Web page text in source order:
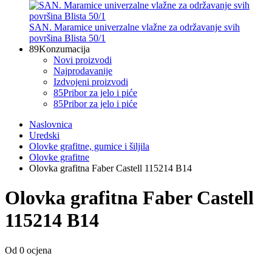
SAN. Maramice univerzalne vlažne za održavanje svih
površina Blista 50/1
89Konzumacija
Novi proizvodi
Najprodavanije
Izdvojeni proizvodi
85Pribor za jelo i piće
85Pribor za jelo i piće
Naslovnica
Uredski
Olovke grafitne, gumice i šiljila
Olovke grafitne
Olovka grafitna Faber Castell 115214 B14
Olovka grafitna Faber Castell
115214 B14
Od 0 ocjena